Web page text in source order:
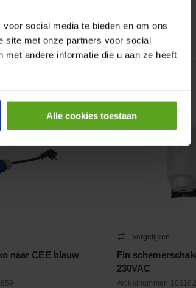
social media te bieden en om ons
site met onze partners voor social
andere informatie die u aan ze heeft
Alle cookies toestaan
+ − Aantal
naar CEE blauw
Vergelijken
Fin
230VAC
Artikelnummer: